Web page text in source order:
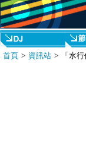
首頁 > 資訊站 > 「水行